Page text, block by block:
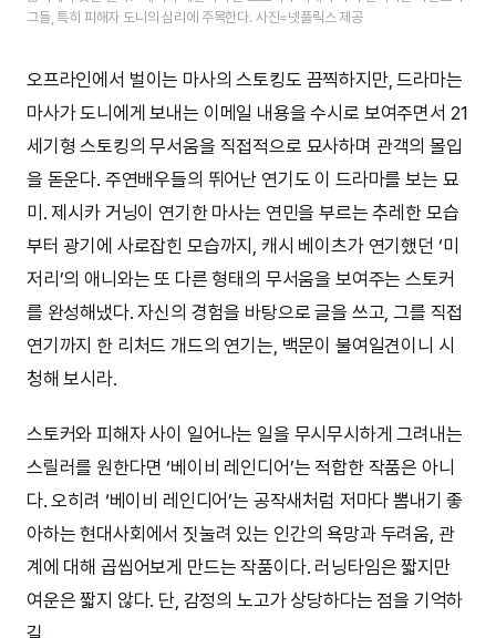
그들, 특히 피해자 도니의 심리에 주목한다. 사진=넷플릭스 제공
오프라인에서 벌이는 마사의 스토킹도 끔찍하지만, 드라마는
마사가 도니에게 보내는 이메일 내용을 수시로 보여주면서 21
세기형 스토킹의 무서움을 직접적으로 묘사하며 관객의 몰입
을 돋운다. 주연배우들의 뛰어난 연기도 이 드라마를 보는 묘
미. 제시카 거닝이 연기한 마사는 연민을 부르는 추레한 모습
부터 광기에 사로잡힌 모습까지, 캐시 베이츠가 연기했던 ‘미
저리’의 애니와는 또 다른 형태의 무서움을 보여주는 스토커
를 완성해냈다. 자신의 경험을 바탕으로 글을 쓰고, 그를 직접
연기까지 한 리처드 개드의 연기는, 백문이 불여일견이니 시
청해 보시라.
스토커와 피해자 사이 일어나는 일을 무시무시하게 그려내는
스릴러를 원한다면 ‘베이비 레인디어’는 적합한 작품은 아니
다. 오히려 ‘베이비 레인디어’는 공작새처럼 저마다 뽐내기 좋
아하는 현대사회에서 짓눌려 있는 인간의 욕망과 두려움, 관
계에 대해 곱씹어보게 만드는 작품이다. 러닝타임은 짧지만
여운은 짧지 않다. 단, 감정의 노고가 상당하다는 점을 기억하
길.